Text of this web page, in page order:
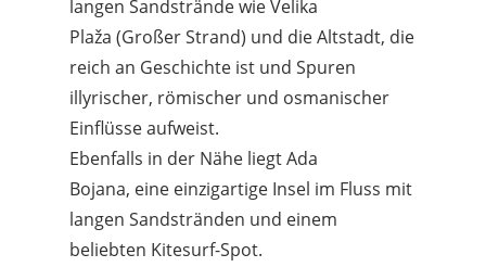
langen Sandstrände wie Velika
Plaža (Großer Strand) und die Altstadt, die
reich an Geschichte ist und Spuren
illyrischer, römischer und osmanischer
Einflüsse aufweist.
Ebenfalls in der Nähe liegt Ada
Bojana, eine einzigartige Insel im Fluss mit
langen Sandstränden und einem
beliebten Kitesurf-Spot.